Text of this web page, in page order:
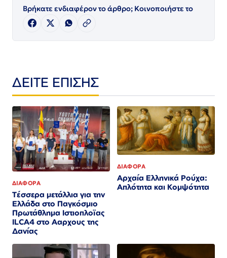
Βρήκατε ενδιαφέρον το άρθρο; Κοινοποιήστε το
ΔΕΙΤΕ ΕΠΙΣΗΣ
ΔΙΑΦΟΡΑ
Τέσσερα μετάλλια για την
Ελλάδα στο Παγκόσμιο
Πρωτάθλημα Ιστιοπλοϊας
ILCA4 στο Ααρχους της
Δανίας
ΔΙΑΦΟΡΑ
Αρχαία Ελληνικά Ρούχα:
Απλότητα και Κομψότητα